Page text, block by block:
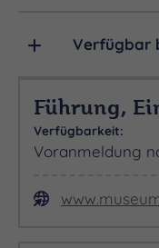
Führungen
pro Stunde: 40,00
Verfügbar
Führung,
Verfügbarkeit:
Voranmeldung